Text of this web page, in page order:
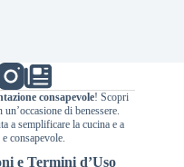
consapevole! Scopri
di benessere.
a semplificare la cucina e a
consapevole.
e Termini d’Uso